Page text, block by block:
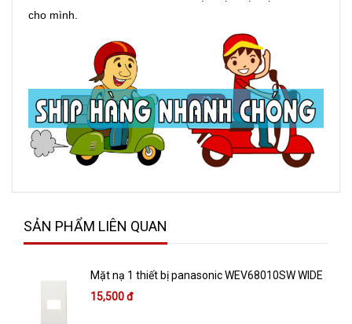
cho mình.
SẢN PHẨM LIÊN QUAN
Mặt nạ 1 thiết bị panasonic WEV68010SW WIDE
15,500 đ